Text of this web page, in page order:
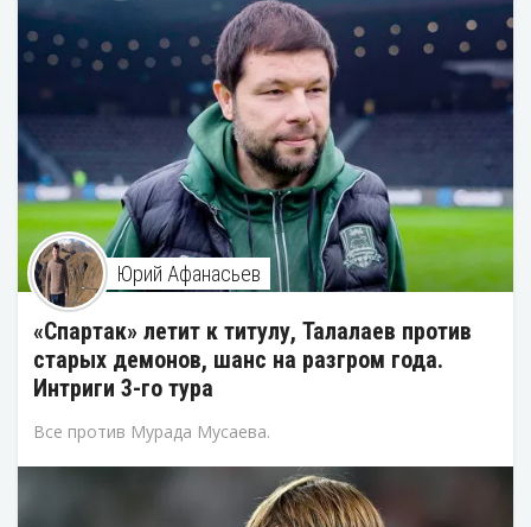
Юрий Афанасьев
«Спартак» летит к титулу, Талалаев против
старых демонов, шанс на разгром года.
Интриги 3-го тура
Все против Мурада Мусаева.